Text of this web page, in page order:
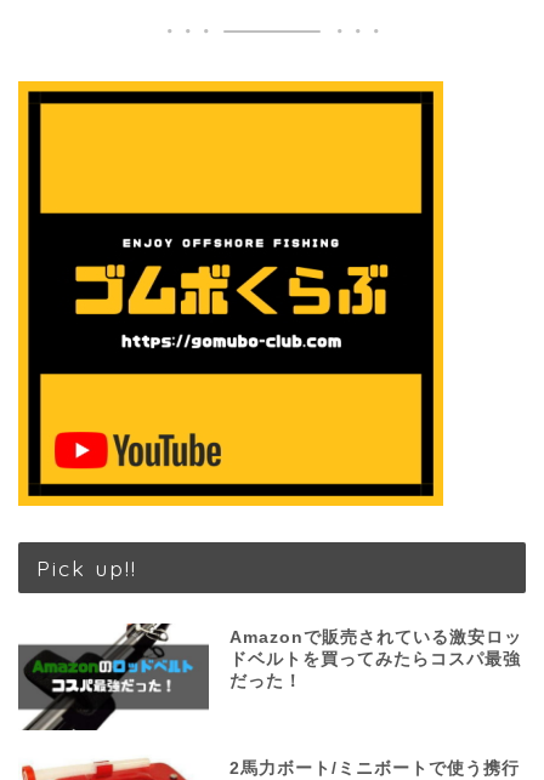
Pick up!!
Amazonで販売されている激安ロッ
ドベルトを買ってみたらコスパ最強
だった！
2馬力ボート/ミニボートで使う携行